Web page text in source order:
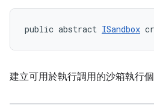
public abstract ISandbox
建立可用於執行調用的沙箱執行